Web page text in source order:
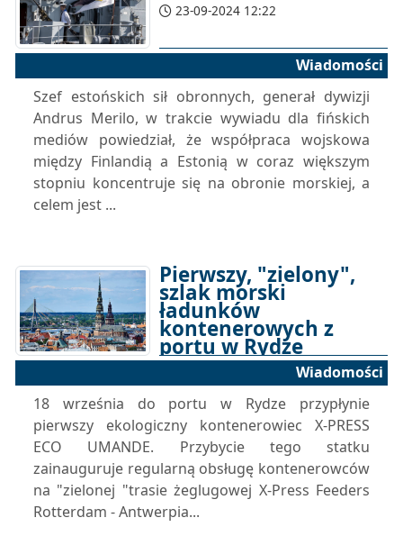
23-09-2024 12:22
Wiadomości
Szef estońskich sił obronnych, generał dywizji
Andrus Merilo, w trakcie wywiadu dla fińskich
mediów powiedział, że współpraca wojskowa
między Finlandią a Estonią w coraz większym
stopniu koncentruje się na obronie morskiej, a
celem jest ...
Pierwszy, "zielony",
szlak morski
ładunków
kontenerowych z
portu w Rydze
Wiadomości
18 września do portu w Rydze przypłynie
pierwszy ekologiczny kontenerowiec X-PRESS
ECO UMANDE. Przybycie tego statku
zainauguruje regularną obsługę kontenerowców
na "zielonej "trasie żeglugowej X-Press Feeders
Rotterdam - Antwerpia...